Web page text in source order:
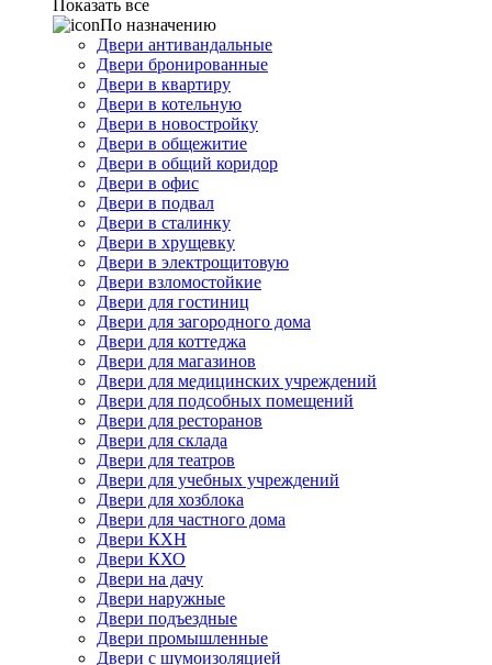
Показать все
По назначению
Двери антивандальные
Двери бронированные
Двери в квартиру
Двери в котельную
Двери в новостройку
Двери в общежитие
Двери в общий коридор
Двери в офис
Двери в подвал
Двери в сталинку
Двери в хрущевку
Двери в электрощитовую
Двери взломостойкие
Двери для гостиниц
Двери для загородного дома
Двери для коттеджа
Двери для магазинов
Двери для медицинских учреждений
Двери для подсобных помещений
Двери для ресторанов
Двери для склада
Двери для театров
Двери для учебных учреждений
Двери для хозблока
Двери для частного дома
Двери КХН
Двери КХО
Двери на дачу
Двери наружные
Двери подъездные
Двери промышленные
Двери с шумоизоляцией